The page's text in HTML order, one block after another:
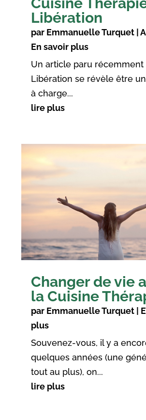
Libération
par Emmanuelle Turquet|
En savoir plus
Un article paru récemment
Libération se révèle être
à charge...
lire plus
Changer de vie
la Cuisine
par Emmanuelle Turquet|
plus
Souvenez-vous, il y a
quelques années (une
tout au plus), on...
lire plus